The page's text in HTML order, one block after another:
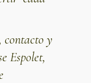
contacto y
Espolet,